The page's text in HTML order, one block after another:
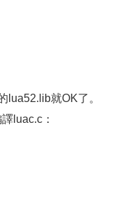
lua52.lib就OK了。
luac.c：